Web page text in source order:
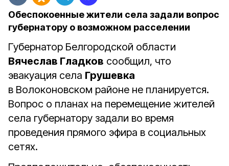
Обеспокоенные жители села задали вопрос
губернатору о возможном расселении
Губернатор Белгородской области
Вячеслав Гладков сообщил, что
эвакуация села Грушевка
в Волоконовском районе не планируется.
Вопрос о планах на перемещение жителей
села губернатору задали во время
проведения прямого эфира в социальных
сетях.